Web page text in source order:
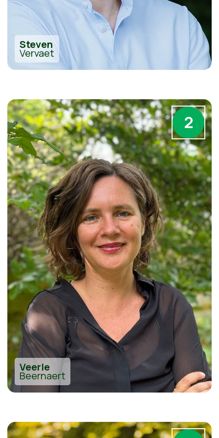
Steven
Vervaet
2
Veerle
Beernaert